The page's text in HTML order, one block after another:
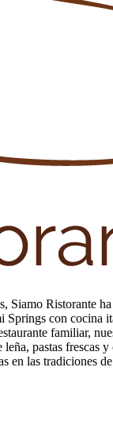
Siamo Ristorante
Springs con cocina
familiar,
pastas frescas
en las tradiciones